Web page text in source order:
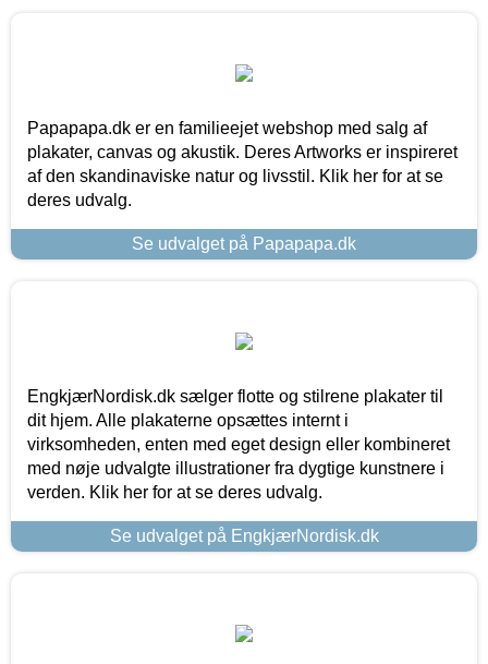
Papapapa.dk er en familieejet webshop med salg af
plakater, canvas og akustik. Deres Artworks er inspireret
af den skandinaviske natur og livsstil. Klik her for at se
deres udvalg.
Se udvalget på Papapapa.dk
EngkjærNordisk.dk sælger flotte og stilrene plakater til
dit hjem. Alle plakaterne opsættes internt i
virksomheden, enten med eget design eller kombineret
med nøje udvalgte illustrationer fra dygtige kunstnere i
verden. Klik her for at se deres udvalg.
Se udvalget på EngkjærNordisk.dk